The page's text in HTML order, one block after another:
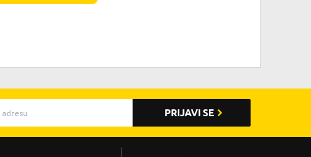
PRIJAVI SE